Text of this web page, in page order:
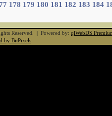
178 179 180 181 182 183 184
Reserved. | Powered by: qlWebDS
by BitPixels